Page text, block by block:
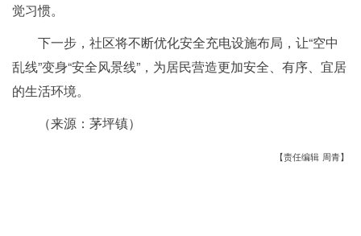
觉习惯。
下一步，社区将不断优化安全充电设施布局，让“空中
乱线”变身“安全风景线”，为居民营造更加安全、有序、宜居
的生活环境。
（来源：茅坪镇）
【责任编辑 周青】